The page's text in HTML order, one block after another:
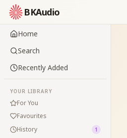
BKAudio
Home
Search
Recently Added
YOUR LIBRARY
For You
Favourites
History
1